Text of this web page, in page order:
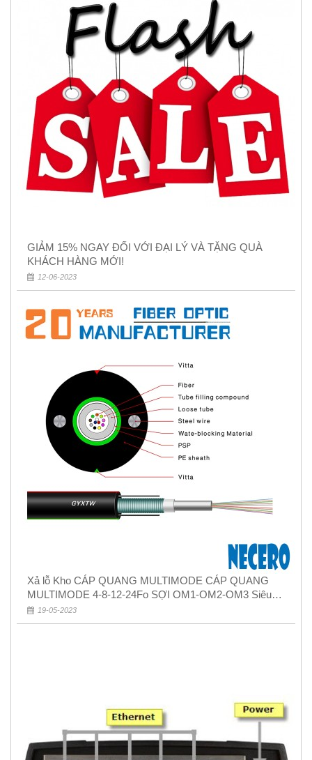
GIẢM 15% NGAY ĐỐI VỚI ĐẠI LÝ VÀ TẶNG QUÀ
KHÁCH HÀNG MỚI!
12-06-2023
Xả lỗ Kho CÁP QUANG MULTIMODE CÁP QUANG
MULTIMODE 4-8-12-24Fo SỢI OM1-OM2-OM3 Siêu
Rẻ 5k
19-05-2023